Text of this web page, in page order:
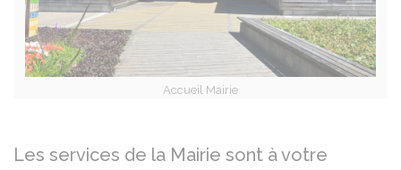
Accueil Mairie
Les services de la Mairie sont à votre